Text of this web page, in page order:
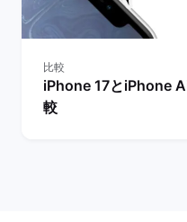
比較
iPhone 17とiPhone
較